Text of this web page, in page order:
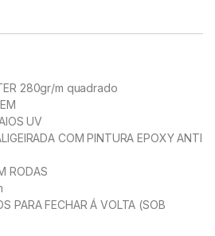
280gr/m quadrado
UV
COM PINTURA EPOXY ANTI
RODAS
PARA FECHAR Á VOLTA (SOB